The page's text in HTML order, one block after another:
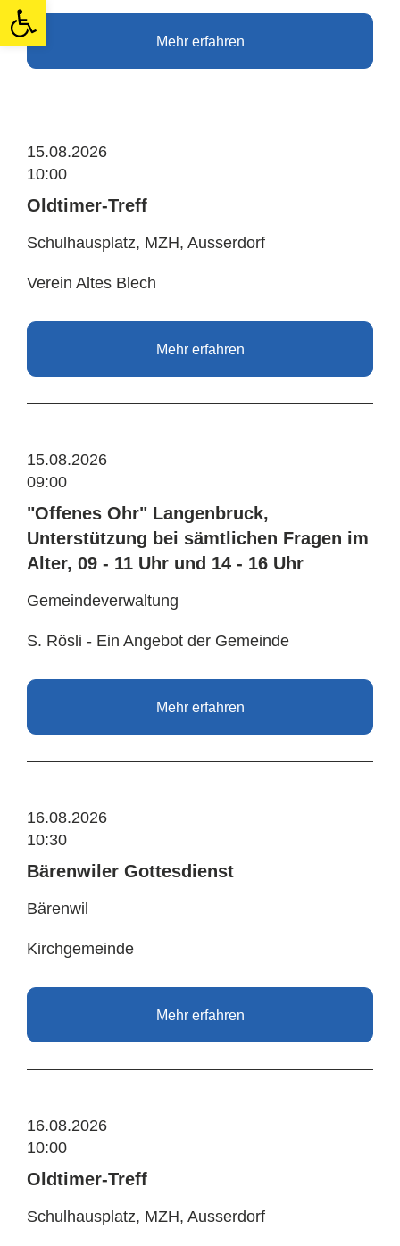
Open toolbar
Mehr erfahren
15.08.2026
10:00
Oldtimer-Treff
Schulhausplatz, MZH, Ausserdorf
Verein Altes Blech
Mehr erfahren
15.08.2026
09:00
"Offenes Ohr" Langenbruck,
Unterstützung bei sämtlichen Fragen im
Alter, 09 - 11 Uhr und 14 - 16 Uhr
Gemeindeverwaltung
S. Rösli - Ein Angebot der Gemeinde
Mehr erfahren
16.08.2026
10:30
Bärenwiler Gottesdienst
Bärenwil
Kirchgemeinde
Mehr erfahren
16.08.2026
10:00
Oldtimer-Treff
Schulhausplatz, MZH, Ausserdorf